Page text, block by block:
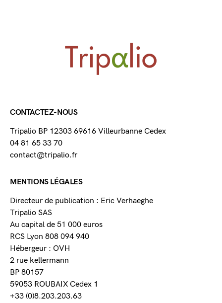
CONTACTEZ-NOUS
Tripalio BP 12303 69616 Villeurbanne Cedex
04 81 65 33 70
contact@tripalio.fr
MENTIONS LÉGALES
Directeur de publication : Eric Verhaeghe
Tripalio SAS
Au capital de 51 000 euros
RCS Lyon 808 094 940
Hébergeur : OVH
2 rue kellermann
BP 80157
59053 ROUBAIX Cedex 1
+33 (0)8.203.203.63